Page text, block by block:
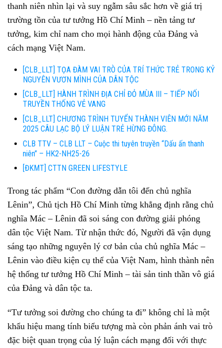
thanh niên nhìn lại và suy ngẫm sâu sắc hơn về giá trị
trường tồn của tư tưởng Hồ Chí Minh – nền tảng tư
tưởng, kim chỉ nam cho mọi hành động của Đảng và
cách mạng Việt Nam.
[CLB_LLT] TỌA ĐÀM VAI TRÒ CỦA TRÍ THỨC TRẺ TRONG KỶ
NGUYÊN VƯƠN MÌNH CỦA DÂN TỘC
[CLB_LLT] HÀNH TRÌNH ĐỊA CHỈ ĐỎ MÙA III – TIẾP NỐI
TRUYỀN THỐNG VẺ VANG
[CLB_LLT] CHƯƠNG TRÌNH TUYỂN THÀNH VIÊN MỚI NĂM
2025 CÂU LẠC BỘ LÝ LUẬN TRẺ HỪNG ĐÔNG.
CLB TTV – CLB LLT – Cuộc thi tuyên truyền “Dấu ấn thanh
niên” – HK2-NH25-26
[ĐKMT] CTTN GREEN LIFESTYLE
Trong tác phẩm “Con đường dẫn tôi đến chủ nghĩa
Lênin”, Chủ tịch Hồ Chí Minh từng khẳng định rằng chủ
nghĩa Mác – Lênin đã soi sáng con đường giải phóng
dân tộc Việt Nam. Từ nhận thức đó, Người đã vận dụng
sáng tạo những nguyên lý cơ bản của chủ nghĩa Mác –
Lênin vào điều kiện cụ thể của Việt Nam, hình thành nên
hệ thống tư tưởng Hồ Chí Minh – tài sản tinh thần vô giá
của Đảng và dân tộc ta.
“Tư tưởng soi đường cho chúng ta đi” không chỉ là một
khẩu hiệu mang tính biểu tượng mà còn phản ánh vai trò
đặc biệt quan trọng của lý luận cách mạng đối với thực